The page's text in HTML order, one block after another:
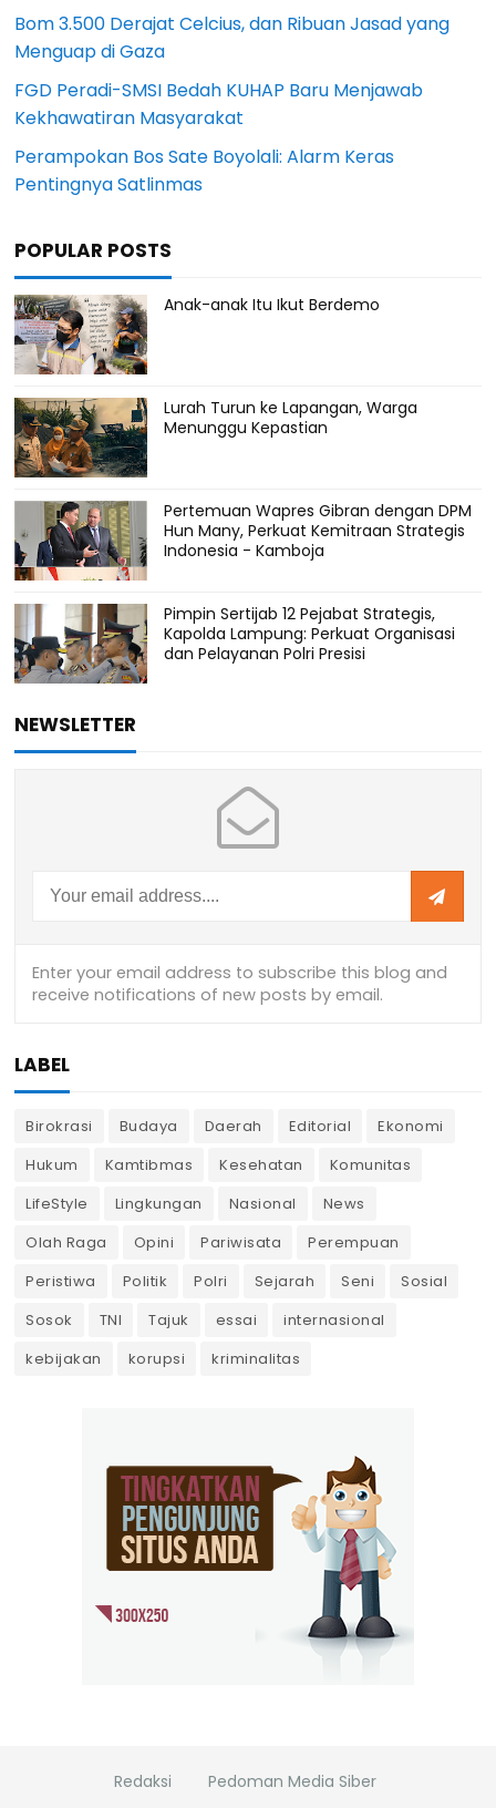
Bom 3.500 Derajat Celcius, dan Ribuan Jasad yang
Menguap di Gaza
FGD Peradi-SMSI Bedah KUHAP Baru Menjawab
Kekhawatiran Masyarakat
Perampokan Bos Sate Boyolali: Alarm Keras
Pentingnya Satlinmas
POPULAR POSTS
Anak-anak Itu Ikut Berdemo
Lurah Turun ke Lapangan, Warga
Menunggu Kepastian
Pertemuan Wapres Gibran dengan DPM
Hun Many, Perkuat Kemitraan Strategis
Indonesia - Kamboja
Pimpin Sertijab 12 Pejabat Strategis,
Kapolda Lampung: Perkuat Organisasi
dan Pelayanan Polri Presisi
NEWSLETTER
LABEL
Birokrasi Budaya Daerah Editorial
Ekonomi
Hukum
Kamtibmas Kesehatan
Komunitas
LifeStyle
Lingkungan Nasional
News
Olah Raga
Opini Pariwisata
Perempuan
Peristiwa
Politik Polri Sejarah Seni
Sosial
Sosok
TNI Tajuk essai
internasional
kebijakan
korupsi kriminalitas
Redaksi Pedoman Media Siber